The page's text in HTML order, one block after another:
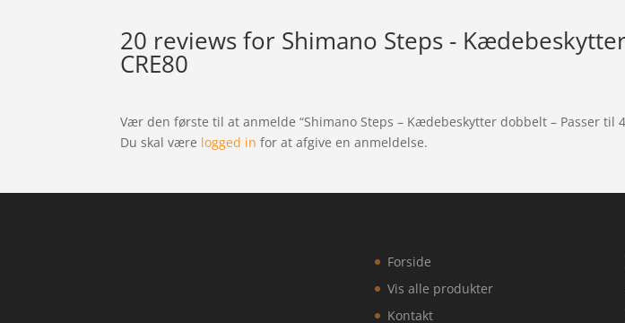
20 reviews for Shimano Steps -
CRE80
Vær den første til at anmelde “Shimano Steps – Kædebeskytter dobbelt – Passer til
Du skal være logged in for at afgive en anmeldelse.
Forside
Vis alle produkter
Kontakt